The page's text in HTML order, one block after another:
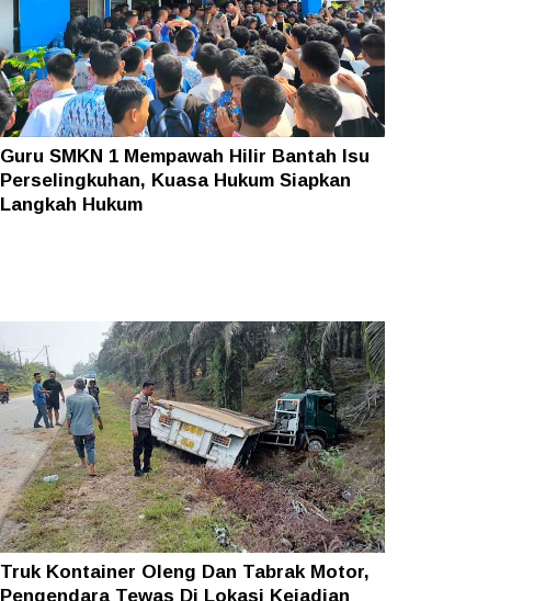
Guru SMKN 1 Mempawah Hilir Bantah Isu
Perselingkuhan, Kuasa Hukum Siapkan
Langkah Hukum
Truk Kontainer Oleng Dan Tabrak Motor,
Pengendara Tewas Di Lokasi Kejadian